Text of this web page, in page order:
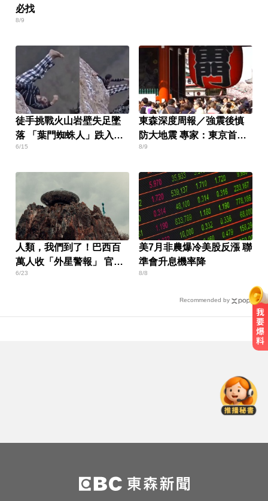
必找
8/9
徒手挑戰火山岩壁失足墜
落 「葉門蜘蛛人」跌入
120公尺深坑身亡
6/15
東森深度周報／強震後慎
防大地震 專家：東京首當
其衝
8/9
人類，我們到了！巴西百
萬人收「外星警報」 官方
回應了
6/23
美7月非農爆冷美股反漲 聯
準會升息機率降
8/8
Recommended by
漂「方向盤抓不住」翻車
機車紅燈熄火「牽車」也會被罰？
法院判決揭密